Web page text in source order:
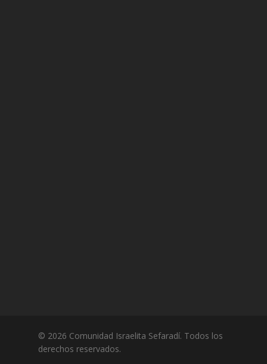
© 2026 Comunidad Israelita Sefaradí. Todos los
derechos reservados.